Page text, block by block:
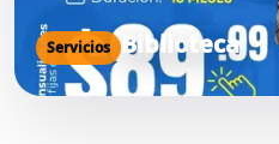
Servicios Biblioteca